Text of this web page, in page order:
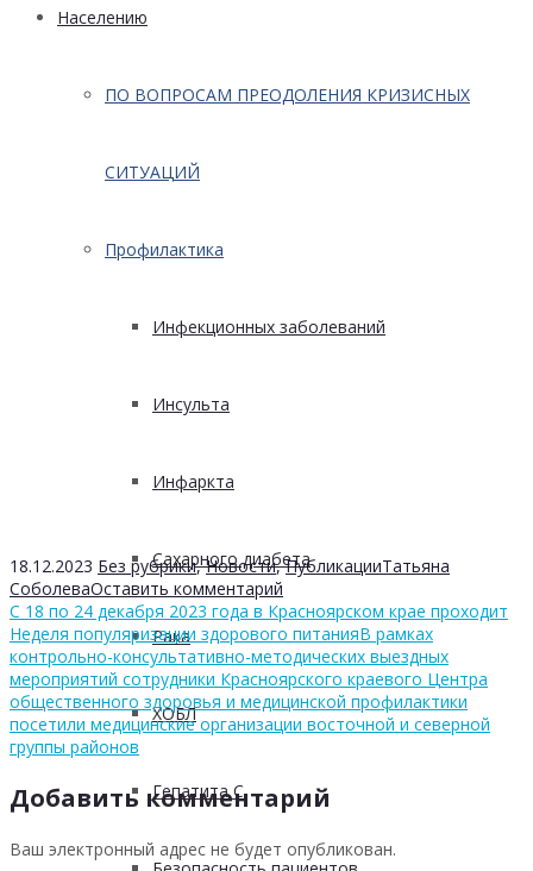
Населению
ПО ВОПРОСАМ ПРЕОДОЛЕНИЯ КРИЗИСНЫХ
СИТУАЦИЙ
Профилактика
Инфекционных заболеваний
Инсульта
Инфаркта
Сахарного диабета
Рака
ХОБЛ
Гепатита С
18.12.2023 Без рубрики,Новости,ПубликацииТатьяна
СоболеваОставить комментарий
С 18 по 24 декабря 2023 года в Красноярском крае проходит
Неделя популяризации здорового питанияВ рамках
контрольно-консультативно-методических выездных
мероприятий сотрудники Красноярского краевого Центра
общественного здоровья и медицинской профилактики
посетили медицинские организации восточной и северной
группы районов
Добавить комментарий
Ваш электронный адрес не будет опубликован.